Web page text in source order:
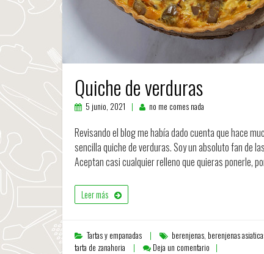
Quiche de verduras
5 junio, 2021 no me comes nada
Revisando el blog me había dado cuenta que hace
sencilla quiche de verduras. Soy un absoluto fan de
Aceptan casi cualquier relleno que quieras ponerle,
Leer más
Tartas y empanadas berenjenas, berenjenas
tarta de zanahoria
Deja un comentario